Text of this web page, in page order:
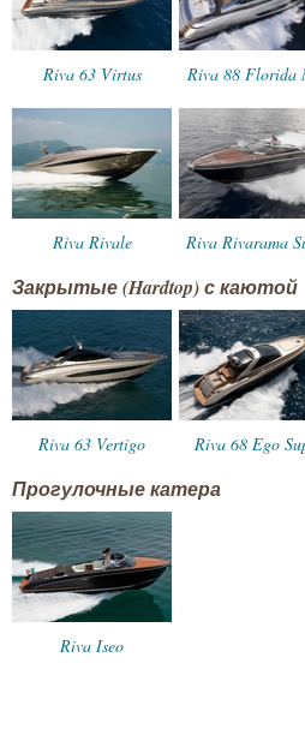
Riva 63 Virtus Riva 88 Florida
Riva Rivale Riva Rivarama
Закрытые (Hardtop) с каютой
Riva 63 Vertigo Riva 68 Ego
Прогулочные катера
Riva Iseo